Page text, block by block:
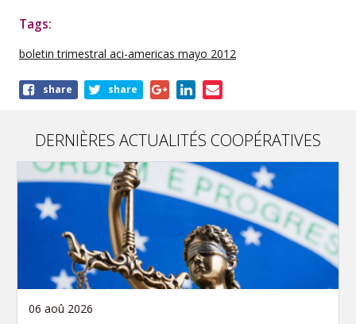
Tags:
boletin trimestral aci-americas mayo 2012
Shareshare share
DERNIÈRES ACTUALITÉS COOPÉRATIVES
06 aoû 2026